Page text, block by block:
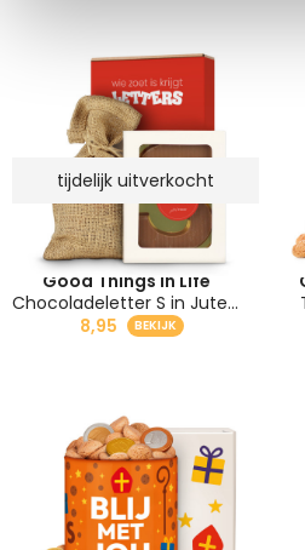
tijdelijk uitverkocht
Good Things in Life
Chocoladeletter S in Jute Zak - 135 gram - Melk Sinterklaas Brievenbus Cadeau
8,95